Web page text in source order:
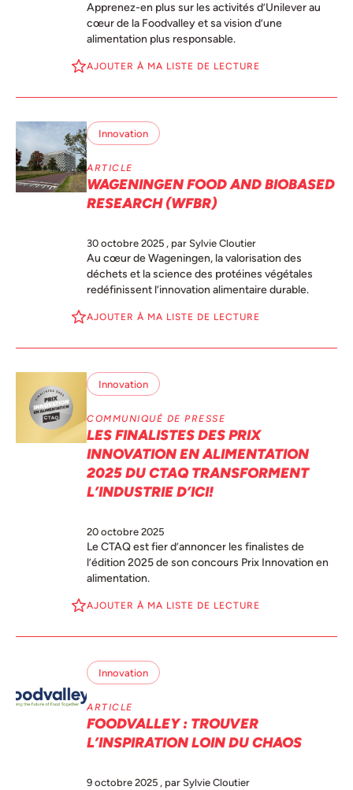
Apprenez-en plus sur les activités d’Unilever au
cœur de la Foodvalley et sa vision d’une
alimentation plus responsable.
AJOUTER À MA LISTE DE LECTURE
Innovation
ARTICLE
WAGENINGEN FOOD AND BIOBASED
RESEARCH (WFBR)
30 octobre 2025 , par Sylvie Cloutier
Au cœur de Wageningen, la valorisation des
déchets et la science des protéines végétales
redéfinissent l’innovation alimentaire durable.
AJOUTER À MA LISTE DE LECTURE
Innovation
COMMUNIQUÉ DE PRESSE
LES FINALISTES DES PRIX
INNOVATION EN ALIMENTATION
2025 DU CTAQ TRANSFORMENT
L’INDUSTRIE D’ICI!
20 octobre 2025
Le CTAQ est fier d’annoncer les finalistes de
l’édition 2025 de son concours Prix Innovation en
alimentation.
AJOUTER À MA LISTE DE LECTURE
Innovation
ARTICLE
FOODVALLEY : TROUVER
L’INSPIRATION LOIN DU CHAOS
9 octobre 2025 , par Sylvie Cloutier